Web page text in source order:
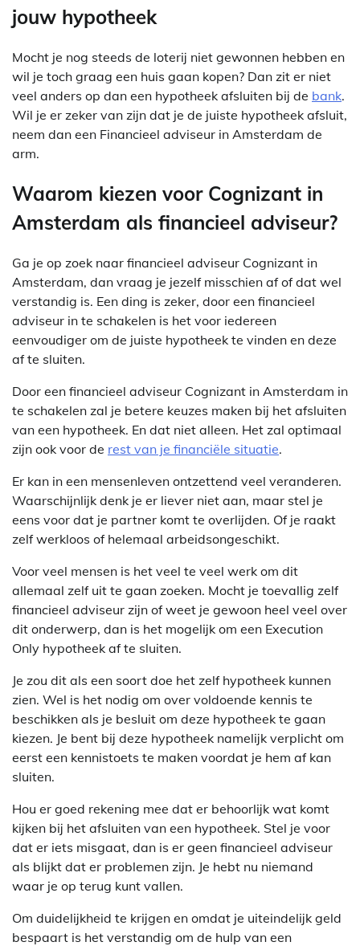
jouw hypotheek
Mocht je nog steeds de loterij niet gewonnen hebben en
wil je toch graag een huis gaan kopen? Dan zit er niet
veel anders op dan een hypotheek afsluiten bij de bank.
Wil je er zeker van zijn dat je de juiste hypotheek afsluit,
neem dan een Financieel adviseur in Amsterdam de
arm.
Waarom kiezen voor Cognizant in
Amsterdam als financieel adviseur?
Ga je op zoek naar financieel adviseur Cognizant in
Amsterdam, dan vraag je jezelf misschien af of dat wel
verstandig is. Een ding is zeker, door een financieel
adviseur in te schakelen is het voor iedereen
eenvoudiger om de juiste hypotheek te vinden en deze
af te sluiten.
Door een financieel adviseur Cognizant in Amsterdam in
te schakelen zal je betere keuzes maken bij het afsluiten
van een hypotheek. En dat niet alleen. Het zal optimaal
zijn ook voor de rest van je financiële situatie.
Er kan in een mensenleven ontzettend veel veranderen.
Waarschijnlijk denk je er liever niet aan, maar stel je
eens voor dat je partner komt te overlijden. Of je raakt
zelf werkloos of helemaal arbeidsongeschikt.
Voor veel mensen is het veel te veel werk om dit
allemaal zelf uit te gaan zoeken. Mocht je toevallig zelf
financieel adviseur zijn of weet je gewoon heel veel over
dit onderwerp, dan is het mogelijk om een Execution
Only hypotheek af te sluiten.
Je zou dit als een soort doe het zelf hypotheek kunnen
zien. Wel is het nodig om over voldoende kennis te
beschikken als je besluit om deze hypotheek te gaan
kiezen. Je bent bij deze hypotheek namelijk verplicht om
eerst een kennistoets te maken voordat je hem af kan
sluiten.
Hou er goed rekening mee dat er behoorlijk wat komt
kijken bij het afsluiten van een hypotheek. Stel je voor
dat er iets misgaat, dan is er geen financieel adviseur
als blijkt dat er problemen zijn. Je hebt nu niemand
waar je op terug kunt vallen.
Om duidelijkheid te krijgen en omdat je uiteindelijk geld
bespaart is het verstandig om de hulp van een